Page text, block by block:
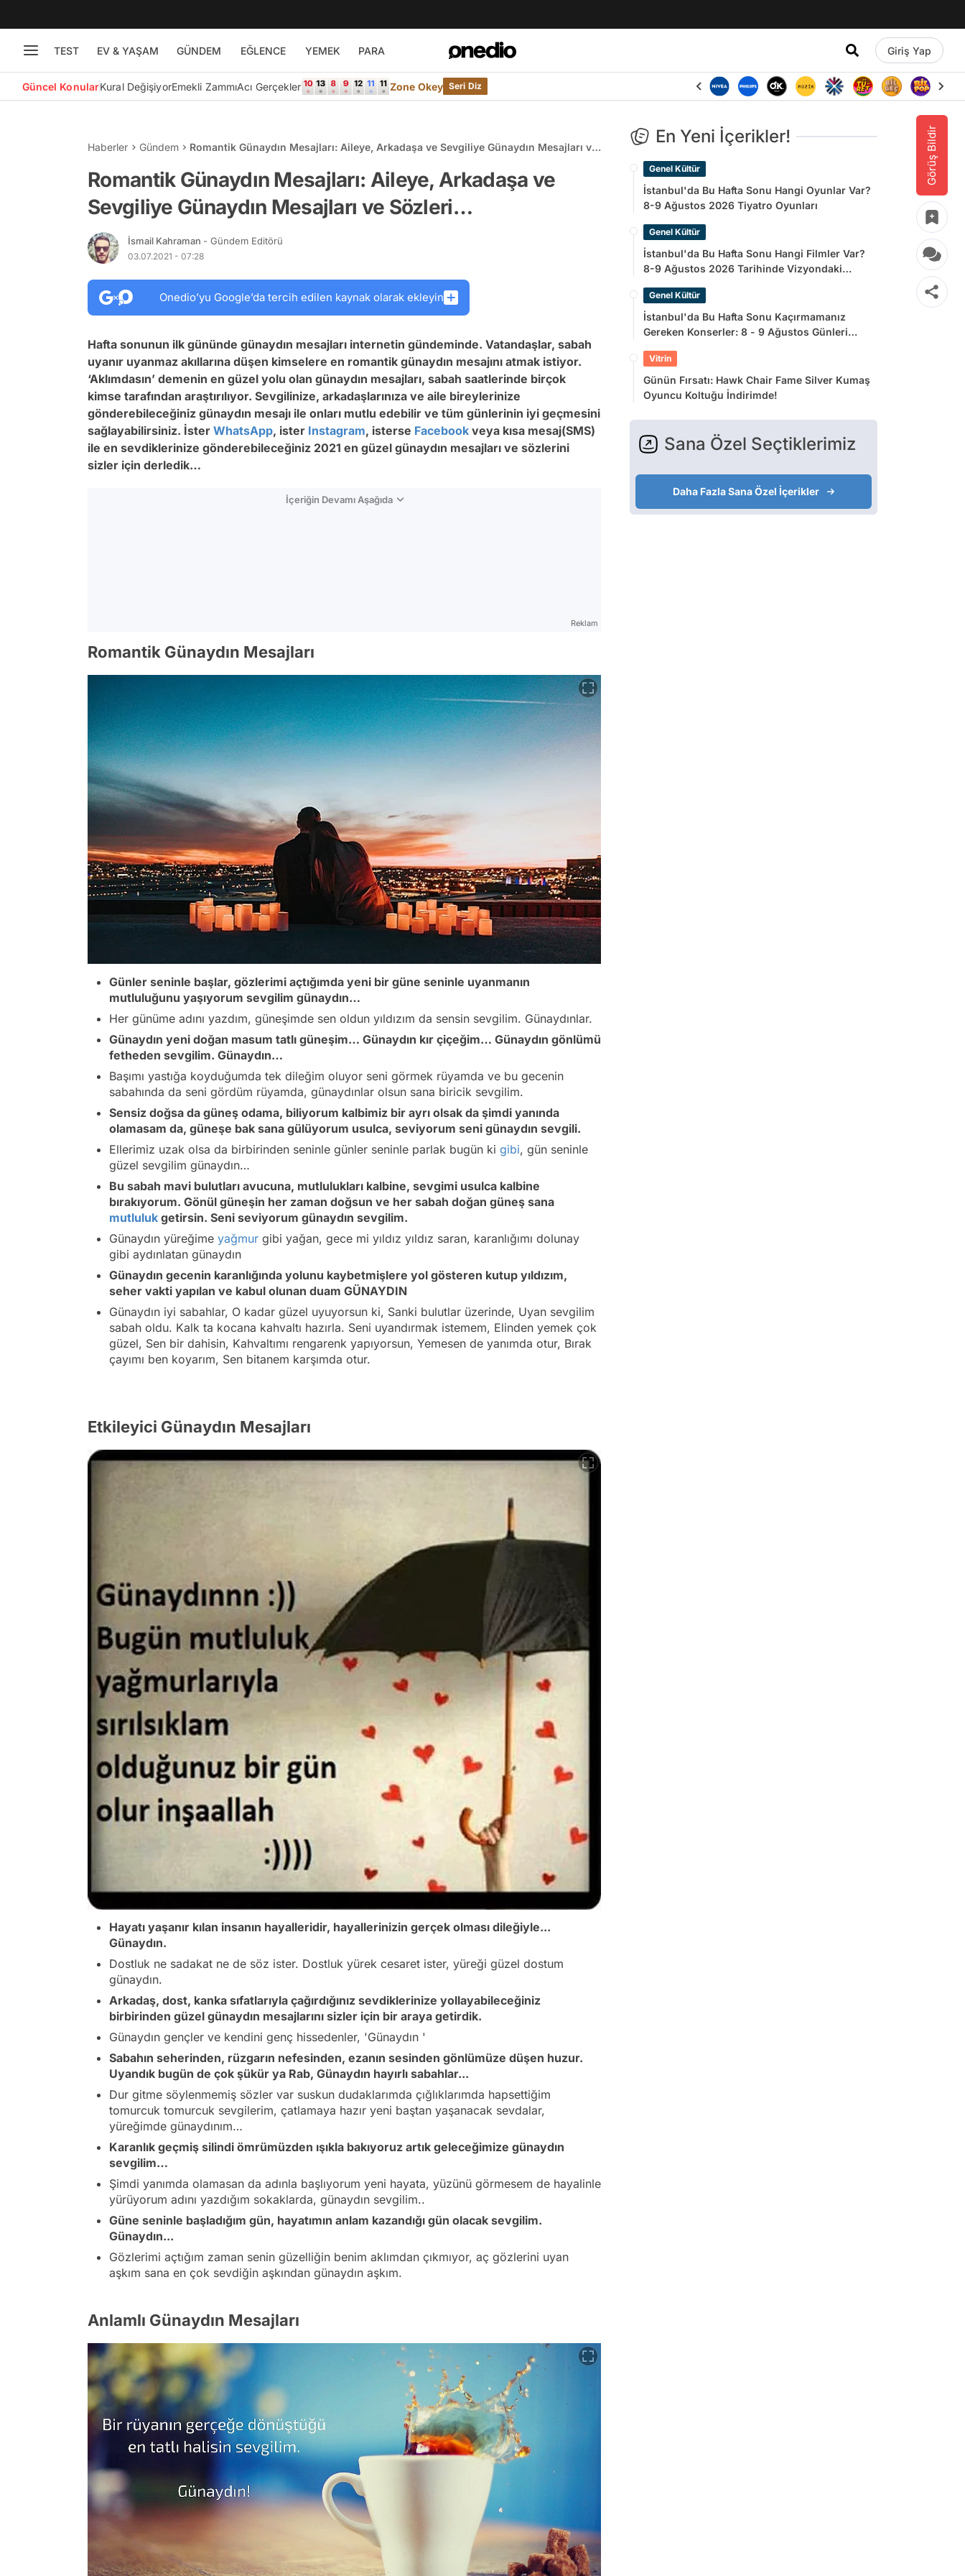
TEST EV & YAŞAM GÜNDEM EĞLENCE YEMEK PARA Giriş Yap
Güncel KonularKural DeğişiyorEmekli ZammıAcı Gerçekler Zone Okey Seri Diz
Görüş Bildir
Haberler Gündem
Romantik Günaydın Mesajları: Aileye, Arkadaşa ve Sevgiliye Günaydın Mesajları ve
Romantik Günaydın Mesajları: Aileye, Arkadaşa ve
Sevgiliye Günaydın Mesajları ve Sözleri…
İsmail Kahraman - Gündem Editörü
03.07.2021 - 07:28
Onedio’yu Google’da tercih edilen kaynak olarak ekleyin
Hafta sonunun ilk gününde günaydın mesajları internetin gündeminde. Vatandaşlar, sabah
uyanır uyanmaz akıllarına düşen kimselere en romantik günaydın mesajını atmak istiyor.
‘Aklımdasın’ demenin en güzel yolu olan günaydın mesajları, sabah saatlerinde birçok
kimse tarafından araştırılıyor. Sevgilinize, arkadaşlarınıza ve aile bireylerinize
gönderebileceğiniz günaydın mesajı ile onları mutlu edebilir ve tüm günlerinin iyi geçmesini
sağlayabilirsiniz. İster WhatsApp, ister Instagram, isterse Facebook veya kısa mesaj(SMS)
ile en sevdiklerinize gönderebileceğiniz 2021 en güzel günaydın mesajları ve sözlerini
sizler için derledik…
İçeriğin Devamı Aşağıda
Reklam
Romantik Günaydın Mesajları
Günler seninle başlar, gözlerimi açtığımda yeni bir güne seninle uyanmanın
mutluluğunu yaşıyorum sevgilim günaydın…
Her günüme adını yazdım, güneşimde sen oldun yıldızım da sensin sevgilim. Günaydınlar.
Günaydın yeni doğan masum tatlı güneşim… Günaydın kır çiçeğim… Günaydın gönlümü
fetheden sevgilim. Günaydın…
Başımı yastığa koyduğumda tek dileğim oluyor seni görmek rüyamda ve bu gecenin
sabahında da seni gördüm rüyamda, günaydınlar olsun sana biricik sevgilim.
Sensiz doğsa da güneş odama, biliyorum kalbimiz bir ayrı olsak da şimdi yanında
olamasam da, güneşe bak sana gülüyorum usulca, seviyorum seni günaydın sevgili.
Ellerimiz uzak olsa da birbirinden seninle günler seninle parlak bugün ki gibi, gün seninle
güzel sevgilim günaydın…
Bu sabah mavi bulutları avucuna, mutlulukları kalbine, sevgimi usulca kalbine
bırakıyorum. Gönül güneşin her zaman doğsun ve her sabah doğan güneş sana
mutluluk getirsin. Seni seviyorum günaydın sevgilim.
Günaydın yüreğime yağmur gibi yağan, gece mi yıldız yıldız saran, karanlığımı dolunay
gibi aydınlatan günaydın
Günaydın gecenin karanlığında yolunu kaybetmişlere yol gösteren kutup yıldızım,
seher vakti yapılan ve kabul olunan duam GÜNAYDIN
Günaydın iyi sabahlar, O kadar güzel uyuyorsun ki, Sanki bulutlar üzerinde, Uyan sevgilim
sabah oldu. Kalk ta kocana kahvaltı hazırla. Seni uyandırmak istemem, Elinden yemek çok
güzel, Sen bir dahisin, Kahvaltımı rengarenk yapıyorsun, Yemesen de yanımda otur, Bırak
çayımı ben koyarım, Sen bitanem karşımda otur.
Etkileyici Günaydın Mesajları
Hayatı yaşanır kılan insanın hayalleridir, hayallerinizin gerçek olması dileğiyle...
Günaydın.
Dostluk ne sadakat ne de söz ister. Dostluk yürek cesaret ister, yüreği güzel dostum
günaydın.
Arkadaş, dost, kanka sıfatlarıyla çağırdığınız sevdiklerinize yollayabileceğiniz
birbirinden güzel günaydın mesajlarını sizler için bir araya getirdik.
Günaydın gençler ve kendini genç hissedenler, 'Günaydın '
Sabahın seherinden, rüzgarın nefesinden, ezanın sesinden gönlümüze düşen huzur.
Uyandık bugün de çok şükür ya Rab, Günaydın hayırlı sabahlar...
Dur gitme söylenmemiş sözler var suskun dudaklarımda çığlıklarımda hapsettiğim
tomurcuk tomurcuk sevgilerim, çatlamaya hazır yeni baştan yaşanacak sevdalar,
yüreğimde günaydınım…
Karanlık geçmiş silindi ömrümüzden ışıkla bakıyoruz artık geleceğimize günaydın
sevgilim…
Şimdi yanımda olamasan da adınla başlıyorum yeni hayata, yüzünü görmesem de hayalinle
yürüyorum adını yazdığım sokaklarda, günaydın sevgilim..
Güne seninle başladığım gün, hayatımın anlam kazandığı gün olacak sevgilim.
Günaydın...
Gözlerimi açtığım zaman senin güzelliğin benim aklımdan çıkmıyor, aç gözlerini uyan
aşkım sana en çok sevdiğin aşkından günaydın aşkım.
Anlamlı Günaydın Mesajları
En Yeni İçerikler!
Genel Kültür
İstanbul'da Bu Hafta Sonu Hangi Oyunlar Var?
8-9 Ağustos 2026 Tiyatro Oyunları
Genel Kültür
İstanbul'da Bu Hafta Sonu Hangi Filmler Var?
8-9 Ağustos 2026 Tarihinde Vizyondaki
Genel Kültür
İstanbul'da Bu Hafta Sonu Kaçırmamanız
Gereken Konserler: 8 - 9 Ağustos Günleri
Vitrin
Günün Fırsatı: Hawk Chair Fame Silver Kumaş
Oyuncu Koltuğu İndirimde!
Sana Özel Seçtiklerimiz
Daha Fazla Sana Özel İçerikler